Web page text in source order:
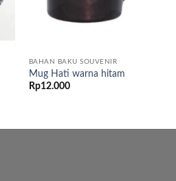
BAHAN BAKU SOUVENIR
Mug Hati warna hitam
Rp12.000